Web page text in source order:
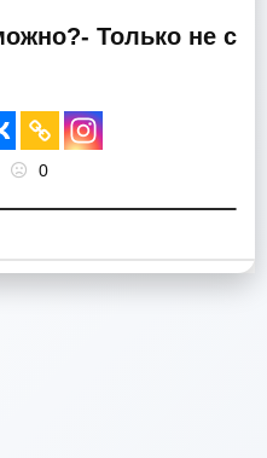
Только не с
0